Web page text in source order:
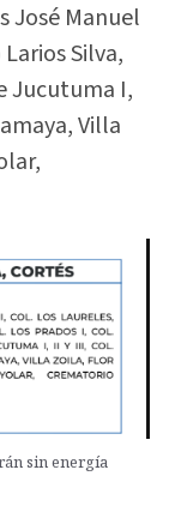
José Manuel
Silva,
Jucutuma I,
Villa
sin energía